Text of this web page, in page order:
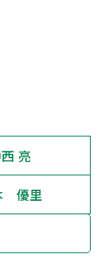
亮
優里